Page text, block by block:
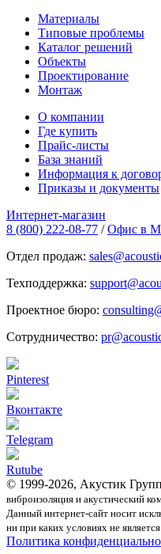
Материалы
Типовые проблемы
Каталог решений
Объекты
Проектирование
Монтаж
О компании
Где купить
Прайс-листы
База знаний
Информация к
Приказы и документы
Интернет-магазин
8 (800) 222-08-77 / Офис в
Отдел продаж:
Техподдержка:
Проектное бюро:
Сотрудничество:
Pinterest
Вконтакте
Telegram
Rutube
© 1999-2026, Акустик Групп
виброизоляция и акустический
Данный интернет-сайт носит
ни при каких условиях не
Политика